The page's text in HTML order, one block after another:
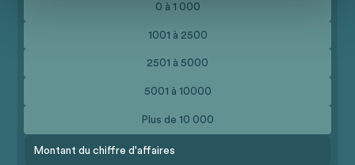
0 à 1 000
1001 à 2500
2501 à 5000
5001 à 10000
Plus de 10 000